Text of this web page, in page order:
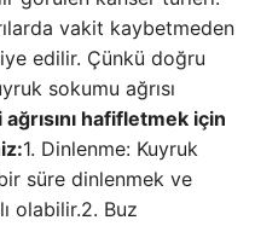
vakit kaybetmeden
edilir. Çünkü doğru
sokumu ağrısı
hafifletmek için
1. Dinlenme: Kuyruk
bir süre dinlenmek ve
olabilir.2. Buz